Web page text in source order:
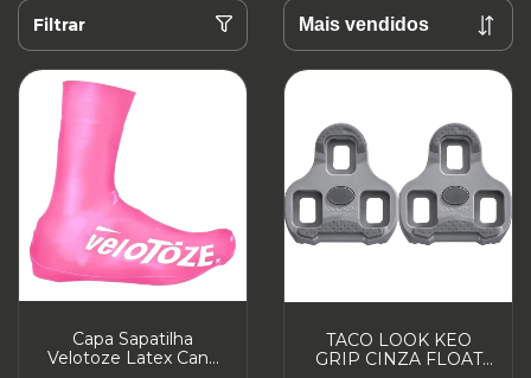
Filtrar
Capa Sapatilha
Velotoze Latex Cano
TACO LOOK KEO
GRIP CINZA FLOAT